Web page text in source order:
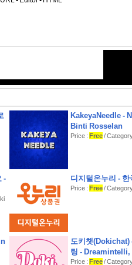
해요
KakeyaNeedle -
Binti Rosselan
Price : Free/
-
디지털온누리 -
Price : Free/
도키챗(Dokichat)
팅 - Dreamintelli,
Price : Free/